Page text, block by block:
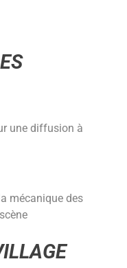
une diffusion à
mécanique des